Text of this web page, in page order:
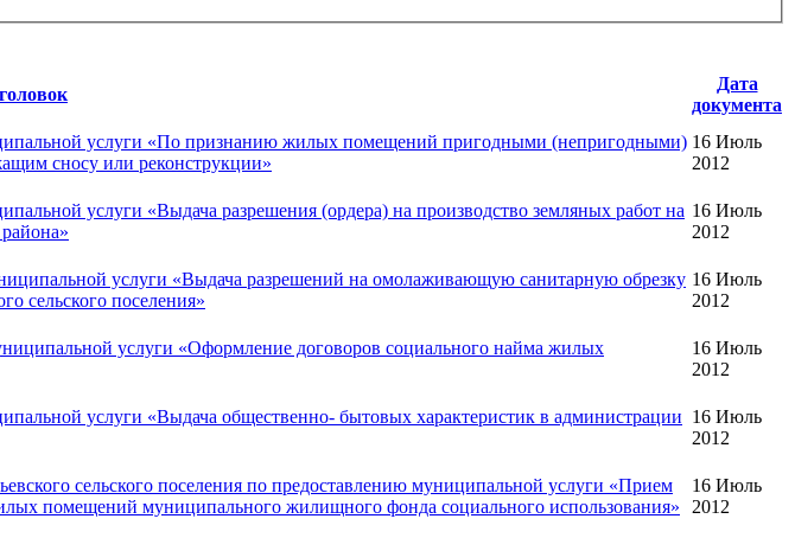
Дата
документа
услуги «По признанию жилых помещений пригодными (непригодными)
сносу или реконструкции»
16 Июль
2012
услуги «Выдача разрешения (ордера) на производство земляных работ на 16 Июль
2012
услуги «Выдача разрешений на омолаживающую санитарную обрезку
сельского поселения»
16 Июль
2012
услуги «Оформление договоров социального найма жилых
16 Июль
2012
услуги «Выдача общественно- бытовых характеристик в администрации 16 Июль
2012
сельского поселения по предоставлению муниципальной услуги «Прием
помещений муниципального жилищного фонда социального использования»
16 Июль
2012